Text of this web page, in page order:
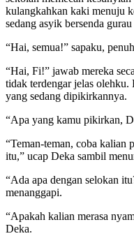
kulangkahkan kaki menuju
sedang asyik bersenda
“Hai, semua!” sapaku,
“Hai, Fi!” jawab mereka
tidak terdengar jelas
yang sedang dipikirkannya.
“Apa yang kamu pikirkan,
“Teman-teman, coba kalian
itu,” ucap Deka sambil
“Ada apa dengan selokan
menanggapi.
“Apakah kalian merasa
Deka.